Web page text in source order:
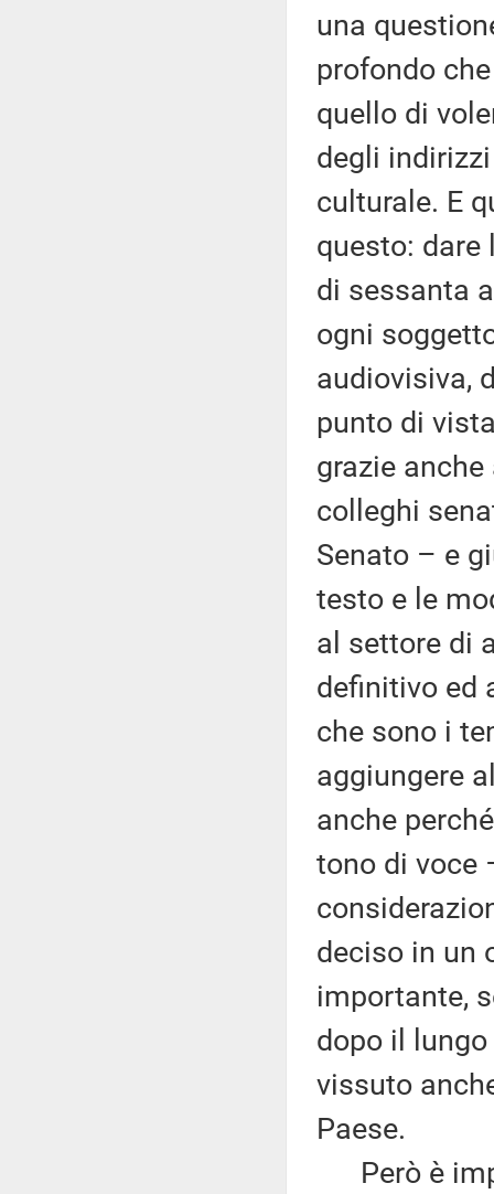
una
profondo
quello di
degli
culturale. E
questo: dare
di sessanta
ogni
audiovisiva,
punto di
grazie
colleghi
Senato – e
testo e le
al settore di
definitivo ed
che sono i
aggiungere
anche
tono di voce
deciso in un
importante,
dopo il
vissuto
Paese.
Però è